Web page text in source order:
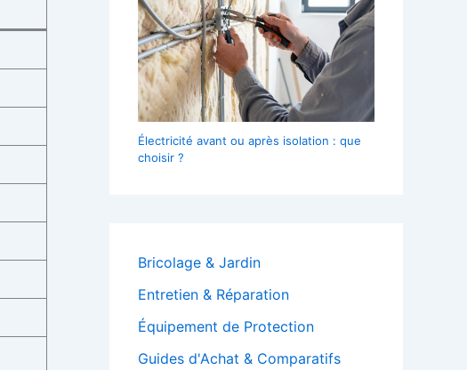
Électricité avant ou après isolation : que
choisir ?
Bricolage & Jardin
Entretien & Réparation
Équipement de Protection
Guides d'Achat & Comparatifs